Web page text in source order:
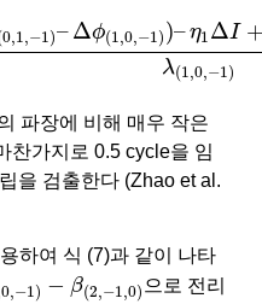
0,1,−1)–Δϕ(1,0,−1))–η1ΔI
λ(1,0,−1)
–
파장에 비해 매우 작은
찬가지로 0.5 cycle을 임
을 검출한다 (Zhao et al.
하여 식 (7)과 같이 나타
0,−1) − β(2,−1,0)
β( 0)
으로 전리